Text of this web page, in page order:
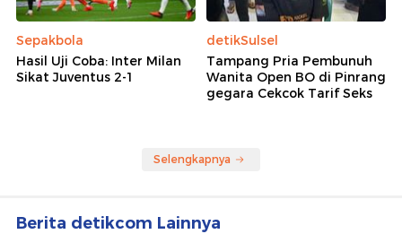
Sepakbola
Hasil Uji Coba: Inter Milan
Sikat Juventus 2-1
detikSulsel
Tampang Pria Pembunuh
Wanita Open BO di Pinrang
gegara Cekcok Tarif Seks
Selengkapnya
Berita detikcom Lainnya